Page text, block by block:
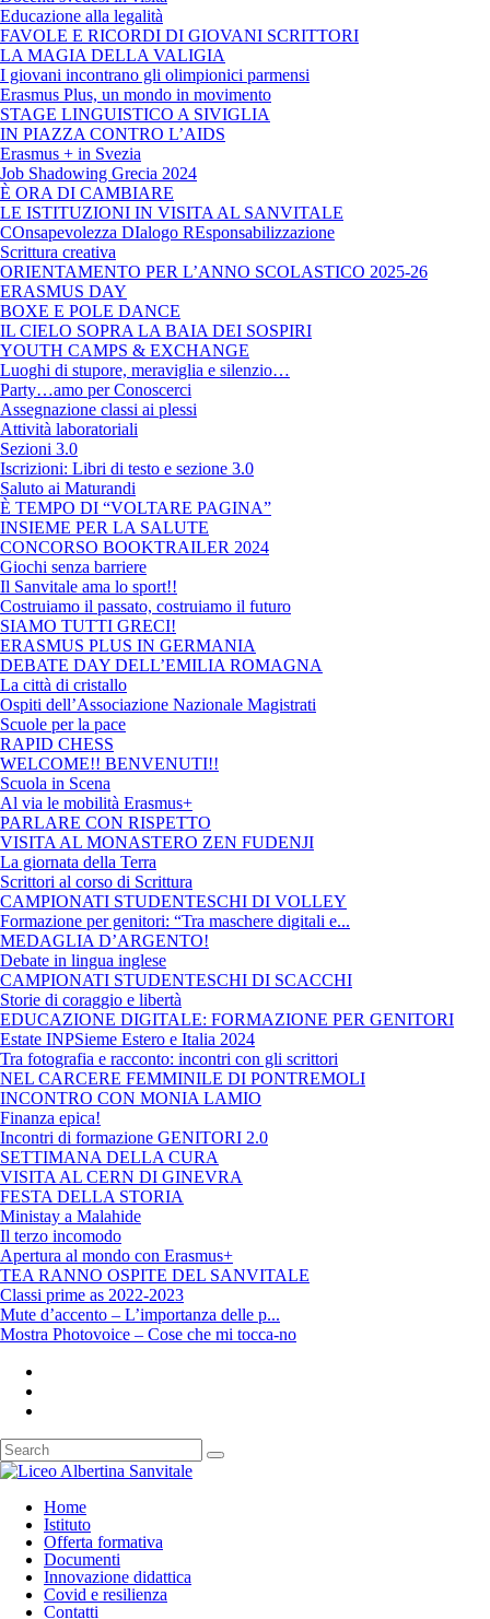
Educazione alla legalità
FAVOLE E RICORDI DI GIOVANI SCRITTORI
LA MAGIA DELLA VALIGIA
I giovani incontrano gli olimpionici parmensi
Erasmus Plus, un mondo in movimento
STAGE LINGUISTICO A SIVIGLIA
IN PIAZZA CONTRO L’AIDS
Erasmus + in Svezia
Job Shadowing Grecia 2024
È ORA DI CAMBIARE
LE ISTITUZIONI IN VISITA AL SANVITALE
COnsapevolezza DIalogo REsponsabilizzazione
Scrittura creativa
ORIENTAMENTO PER L’ANNO SCOLASTICO 2025-26
ERASMUS DAY
BOXE E POLE DANCE
IL CIELO SOPRA LA BAIA DEI SOSPIRI
YOUTH CAMPS & EXCHANGE
Luoghi di stupore, meraviglia e silenzio…
Party…amo per Conoscerci
Assegnazione classi ai plessi
Attività laboratoriali
Sezioni 3.0
Iscrizioni: Libri di testo e sezione 3.0
Saluto ai Maturandi
È TEMPO DI “VOLTARE PAGINA”
INSIEME PER LA SALUTE
CONCORSO BOOKTRAILER 2024
Giochi senza barriere
Il Sanvitale ama lo sport!!
Costruiamo il passato, costruiamo il futuro
SIAMO TUTTI GRECI!
ERASMUS PLUS IN GERMANIA
DEBATE DAY DELL’EMILIA ROMAGNA
La città di cristallo
Ospiti dell’Associazione Nazionale Magistrati
Scuole per la pace
RAPID CHESS
WELCOME!! BENVENUTI!!
Scuola in Scena
Al via le mobilità Erasmus+
PARLARE CON RISPETTO
VISITA AL MONASTERO ZEN FUDENJI
La giornata della Terra
Scrittori al corso di Scrittura
CAMPIONATI STUDENTESCHI DI VOLLEY
Formazione per genitori: “Tra maschere digitali e...
MEDAGLIA D’ARGENTO!
Debate in lingua inglese
CAMPIONATI STUDENTESCHI DI SCACCHI
Storie di coraggio e libertà
EDUCAZIONE DIGITALE: FORMAZIONE PER GENITORI
Estate INPSieme Estero e Italia 2024
Tra fotografia e racconto: incontri con gli scrittori
NEL CARCERE FEMMINILE DI PONTREMOLI
INCONTRO CON MONIA LAMIO
Finanza epica!
Incontri di formazione GENITORI 2.0
SETTIMANA DELLA CURA
VISITA AL CERN DI GINEVRA
FESTA DELLA STORIA
Ministay a Malahide
Il terzo incomodo
Apertura al mondo con Erasmus+
TEA RANNO OSPITE DEL SANVITALE
Classi prime as 2022-2023
Mute d’accento – L’importanza delle p...
Mostra Photovoice – Cose che mi tocca-no
Home
Istituto
Offerta formativa
Documenti
Innovazione didattica
Covid e resilienza
Contatti